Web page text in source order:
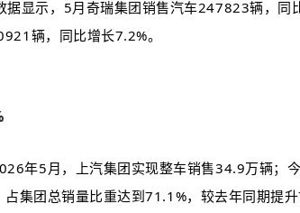
显示，5月奇瑞集团销售汽车247823辆，
辆，同比增长7.2%。
年5月，上汽集团实现整车销售34.9万辆
集团总销量比重达到71.1%，较去年同期